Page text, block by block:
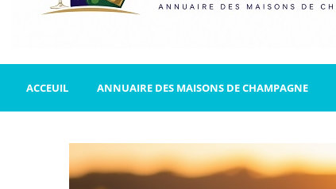
ACCEUIL ANNUAIRE DES MAISONS DE CHAMPAGNE